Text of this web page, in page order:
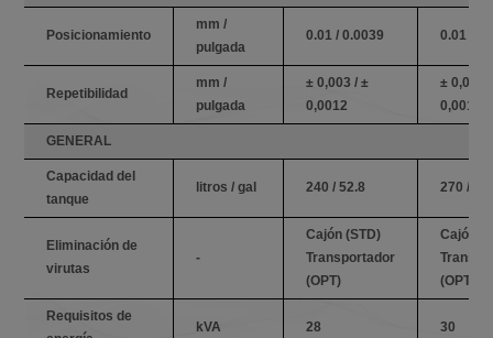
Posicionamiento
mm /
pulgada
0.01 / 0.0039 0.01 /
Repetibilidad
mm /
pulgada
± 0,003 / ±
0,0012
± 0,003
0,0012
GENERAL
Capacidad del
tanque
litros / gal 240 / 52.8 270 /
Eliminación de
virutas
-
Cajón (STD)
Transportador
(OPT)
Cajón
(OPT)
Requisitos de
kVA 28 30